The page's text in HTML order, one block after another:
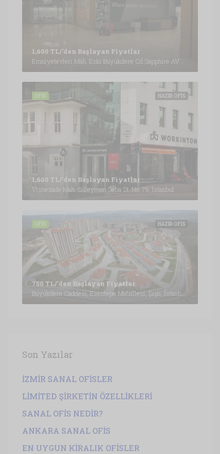
1,600 TL/'den Başlayan Fiyatlar
Emniyetevleri Mah. Eski Büyükdere Cd Sapphire AVM Kat:B4, İstanbul
HAZIR OFIS
OFIS
1,600 TL/'den Başlayan Fiyatlar
Vişnezade Mah. Süleyman Seba St. No: 79, İstanbul
HAZIR OFIS
OFIS
750 TL/'den Başlayan Fiyatlar
Büyükdere Caddesi, Esentepe Mahallesi, Şişli, İstanbul, Marmara Bölgesi, 3430, Türkiye, İstanbul
Son Yazılar
İZMİR SANAL OFİSLER
LİMİTED ŞİRKETİN ÖZELLİKLERİ
SANAL OFİS NEDİR?
ANKARA SANAL OFİS
EN UYGUN KİRALIK OFİSLER